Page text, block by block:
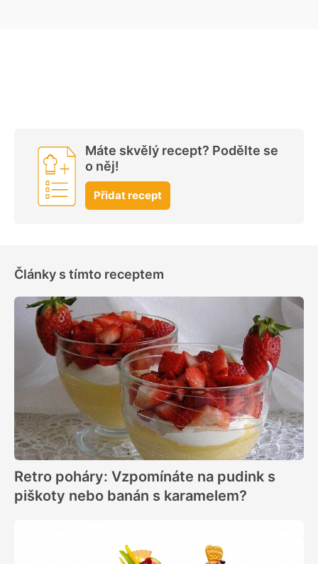
Máte skvělý recept? Podělte se
o něj!
Přidat recept
Články s tímto receptem
Retro poháry: Vzpomínáte na pudink s
piškoty nebo banán s karamelem?